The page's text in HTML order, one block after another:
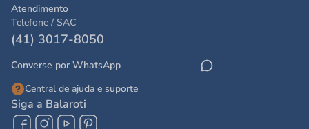
Atendimento
Telefone / SAC
(41) 3017-8050
Converse por WhatsApp
Central de ajuda e suporte
Siga a Balaroti